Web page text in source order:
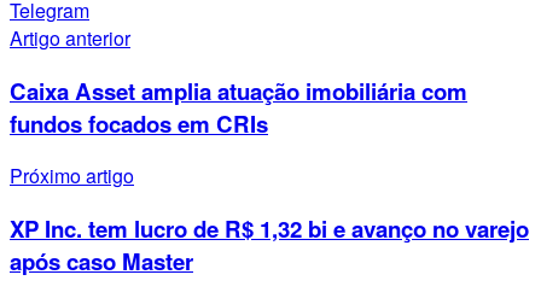
Telegram
Artigo anterior
Caixa Asset amplia atuação imobiliária com
fundos focados em CRIs
Próximo artigo
XP Inc. tem lucro de R$ 1,32 bi e avanço no varejo
após caso Master